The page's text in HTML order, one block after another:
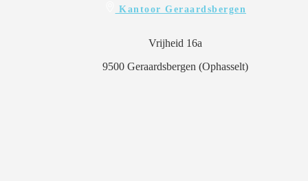
Kantoor Geraardsbergen
Vrijheid 16a
9500 Geraardsbergen (Ophasselt)